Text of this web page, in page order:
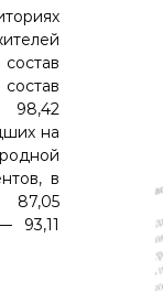
98,42
на
в
87,05
93,11